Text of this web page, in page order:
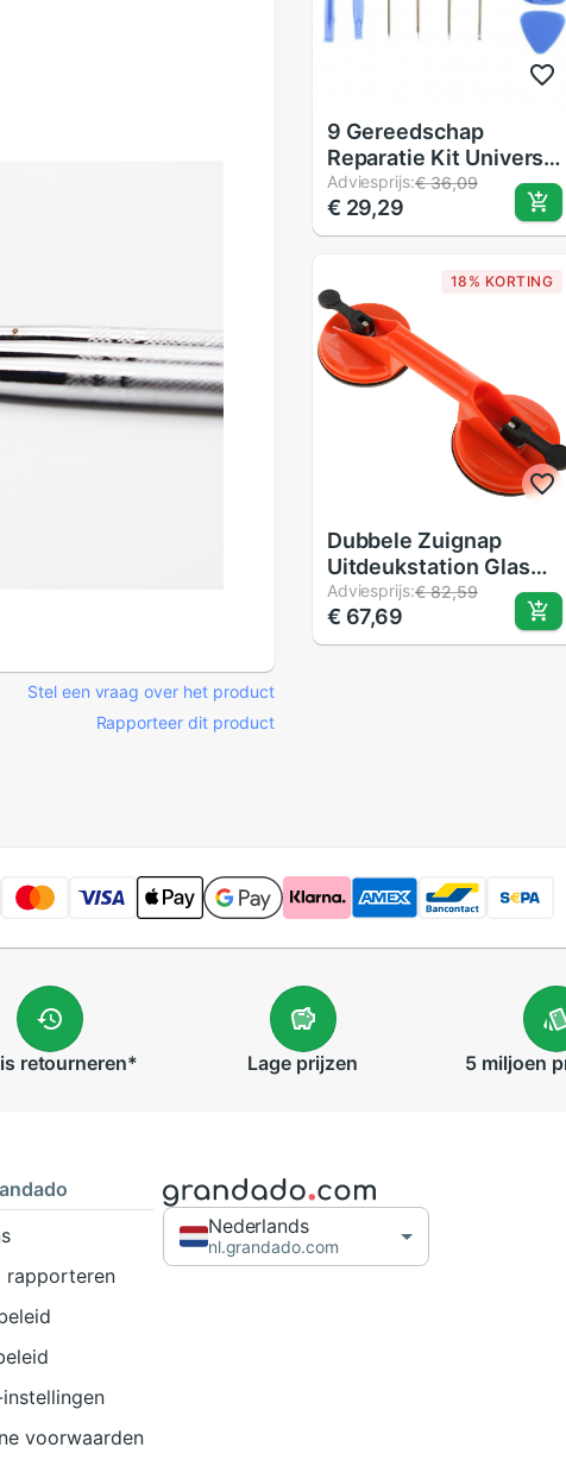
Stel een vraag over het product
Rapporteer dit product
9 Gereedschap
Reparatie Kit Universal
Voor Smartphones En
Mobiele Telefoons
Iphone 7
Adviesprijs:€ 36,09
€ 29,29
18% KORTING
Dubbele Zuignap
Uitdeukstation Glas
Handvat Reparatie
Tool voor
PC/Laptop/iMac/LCD
Adviesprijs:€ 82,59
€ 67,69
retourneren* Lage prijzen 5 miljoen
rapporteren
voorwaarden
Nederlands
nl.grandado.com